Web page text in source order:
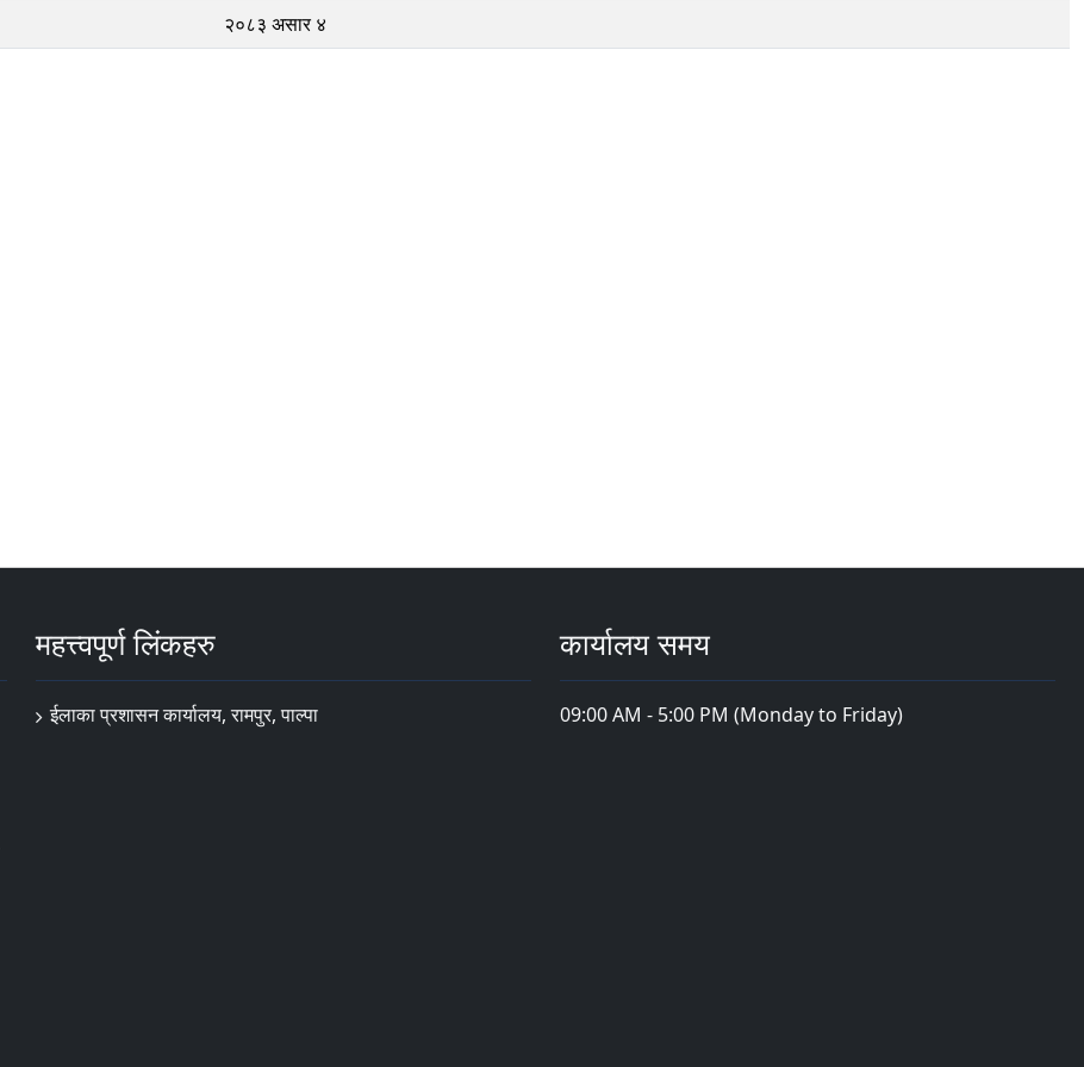
२०८३ असार ४
महत्त्वपूर्ण लिंकहरु
ईलाका प्रशासन कार्यालय, रामपुर, पाल्पा
कार्यालय समय
09:00 AM - 5:00 PM (Monday to Friday)